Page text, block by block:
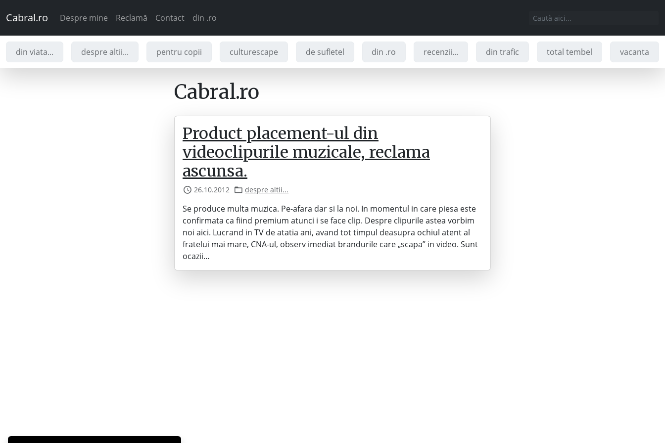
Cabral.ro Despre mine Reclamă Contact din .ro
din viata... despre altii... pentru copii culturescape de sufletel din .ro recenzii... din trafic total tembel vacanta
Cabral.ro
Product placement-ul din
videoclipurile muzicale, reclama
ascunsa.
26.10.2012 despre altii...
Se produce multa muzica. Pe-afara dar si la noi. In momentul in care piesa este
confirmata ca fiind premium atunci i se face clip. Despre clipurile astea vorbim
noi aici. Lucrand in TV de atatia ani, avand tot timpul deasupra ochiul atent al
fratelui mai mare, CNA-ul, observ imediat brandurile care „scapa” in video. Sunt
ocazii…